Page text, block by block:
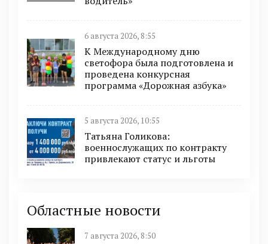
6 августа 2026, 8:55
К Международному дню
светофора была подготовлена и
проведена конкурсная
программа «Дорожная азбука»
5 августа 2026, 10:55
Татьяна Голикова:
военнослужащих по контракту
привлекают статус и льготы
Областные новости
7 августа 2026, 8:50